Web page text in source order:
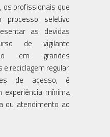
os profissionais que
processo seletivo
as devidas
de vigilante
em grandes
reciclagem regular.
de acesso, é
experiência mínima
ou atendimento ao